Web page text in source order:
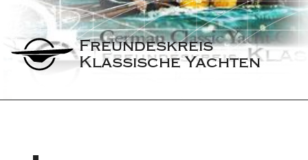
Freundeskreis
Klassische Yachten